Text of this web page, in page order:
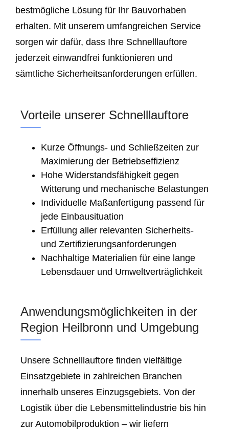
bestmögliche Lösung für Ihr Bauvorhaben
erhalten. Mit unserem umfangreichen Service
sorgen wir dafür, dass Ihre Schnelllauftore
jederzeit einwandfrei funktionieren und
sämtliche Sicherheitsanforderungen erfüllen.
Vorteile unserer Schnelllauftore
Kurze Öffnungs- und Schließzeiten zur
Maximierung der Betriebseffizienz
Hohe Widerstandsfähigkeit gegen
Witterung und mechanische Belastungen
Individuelle Maßanfertigung passend für
jede Einbausituation
Erfüllung aller relevanten Sicherheits-
und Zertifizierungsanforderungen
Nachhaltige Materialien für eine lange
Lebensdauer und Umweltverträglichkeit
Anwendungsmöglichkeiten in der
Region Heilbronn und Umgebung
Unsere Schnelllauftore finden vielfältige
Einsatzgebiete in zahlreichen Branchen
innerhalb unseres Einzugsgebiets. Von der
Logistik über die Lebensmittelindustrie bis hin
zur Automobilproduktion – wir liefern